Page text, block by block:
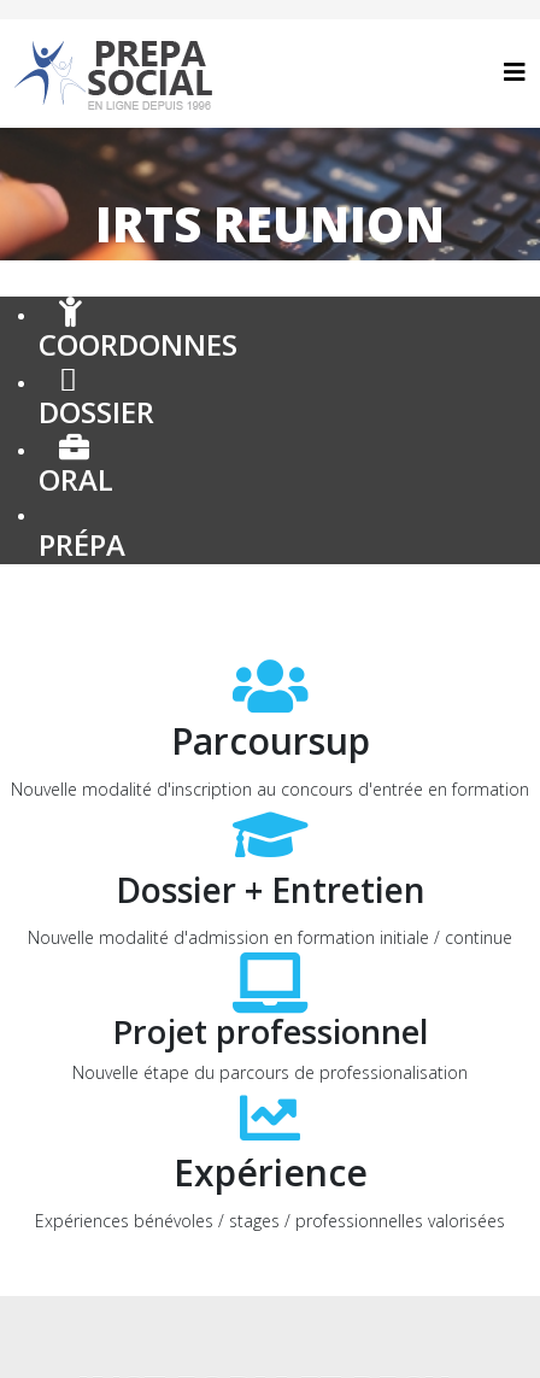
IRTS REUNION
COORDONNES
DOSSIER
ORAL
PRÉPA
Parcoursup
Nouvelle modalité d'inscription au concours d'entrée en formation
Dossier + Entretien
Nouvelle modalité d'admission en formation initiale / continue
Projet professionnel
Nouvelle étape du parcours de professionalisation
Expérience
Expériences bénévoles / stages / professionnelles valorisées